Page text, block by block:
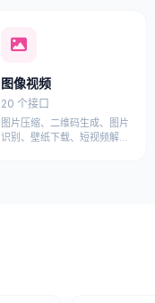
图像视频
20 个接口
图片压缩、二维码生成、图片
识别、壁纸下载、短视频解